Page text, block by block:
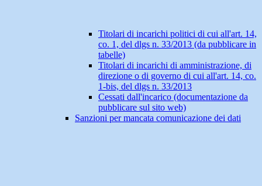
Titolari di incarichi politici di cui all'art. 14,
co. 1, del dlgs n. 33/2013 (da pubblicare in
tabelle)
Titolari di incarichi di amministrazione, di
direzione o di governo di cui all'art. 14, co.
1-bis, del dlgs n. 33/2013
Cessati dall'incarico (documentazione da
pubblicare sul sito web)
Sanzioni per mancata comunicazione dei dati